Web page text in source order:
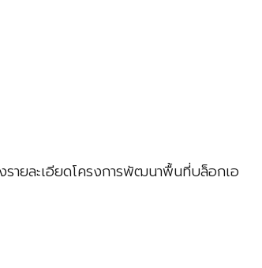
ยละเอียดโครงการพัฒนาพื้นที่บล็อกเอ